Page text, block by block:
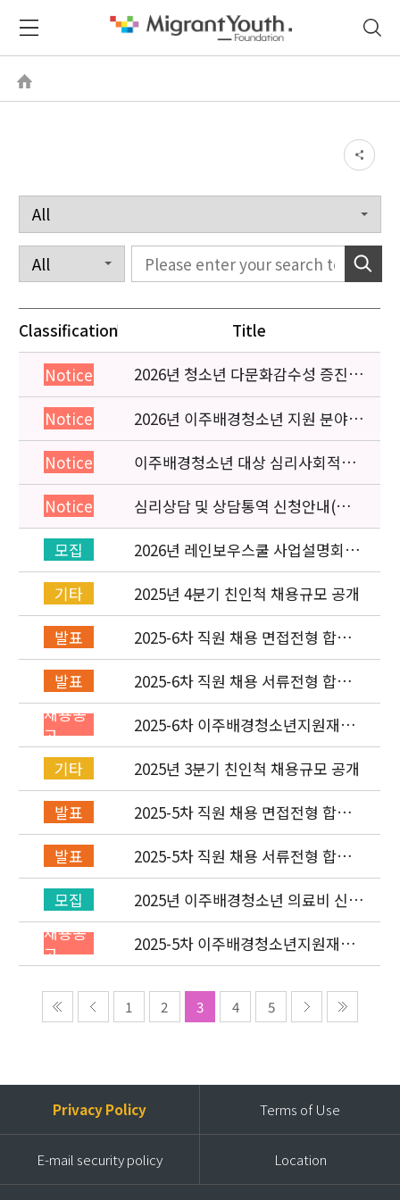
Classification Title
Notice
2026년 청소년 다문화감수성 증진
프로그램 「다가감」신청기관 안내
Notice
2026년 이주배경청소년 지원 분야
종사자 역량강화 교육 일정 안내
Notice
이주배경청소년 대상 심리사회적응
검사 연수동영상 개편 안내
Notice
심리상담 및 상담통역 신청안내(의뢰
서첨부)
모집
2026년 레인보우스쿨 사업설명회(온
라인) 안내
기타
2025년 4분기 친인척 채용규모 공개
발표
2025-6차 직원 채용 면접전형 합격
자 발표 및 적격심사 안내
발표
2025-6차 직원 채용 서류전형 합격
자 발표 및 면접전형 안내
채용공
고
2025-6차 이주배경청소년지원재단
직원(기획운영실) 채용공고
(~11/16)
기타
2025년 3분기 친인척 채용규모 공개
발표
2025-5차 직원 채용 면접전형 합격
자 발표 및 적격심사 안내
발표
2025-5차 직원 채용 서류전형 합격
자 발표 및 면접전형 안내
모집
2025년 이주배경청소년 의료비 신청
(3차) 안내
채용공
고
2025-5차 이주배경청소년지원재단
직원(개발협력부) 채용공고 (~9/14)
1 2 3 4 5
Privacy Policy Terms of Use
E-mail security policy Location